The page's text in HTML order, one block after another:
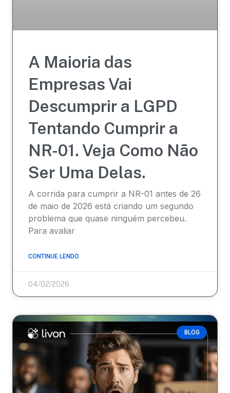
A Maioria das
Empresas Vai
Descumprir a LGPD
Tentando Cumprir a
NR-01. Veja Como Não
Ser Uma Delas.
A corrida para cumprir a NR-01 antes de 26
de maio de 2026 está criando um segundo
problema que quase ninguém percebeu.
Para avaliar
CONTINUE LENDO
04/02/2026
BLOG